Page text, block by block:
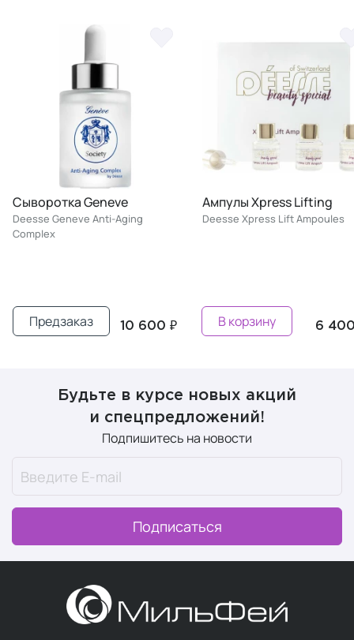
Сыворотка Geneve
Deesse Geneve Anti-Aging
Complex
10 600 ₽
Предзаказ
Ампулы Xpress Lifting
Deesse Xpress Lift Ampoules
6
В корзину
Будьте в курсе новых акций
и спецпредложений!
Подпишитесь на новости
Подписаться